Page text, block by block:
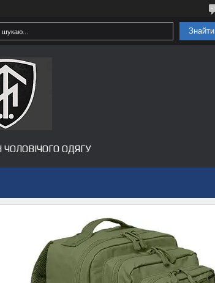
Знайти
ОДЯГУ